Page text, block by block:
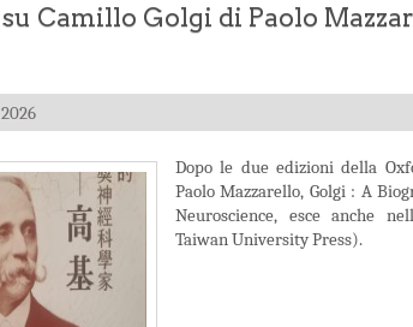
Camillo Golgi di Paolo
Dopo le due edizioni della
Paolo Mazzarello, Golgi : A
Neuroscience, esce anche
Taiwan University Press).